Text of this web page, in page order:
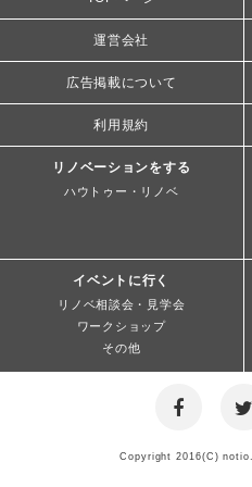
運営会社
広告掲載について
利用規約
リノベーションをする
ハウトゥー・リノベ
イベントに行く
リノベ相談会・見学会
ワークショップ
その他
Copyright 2016(C)